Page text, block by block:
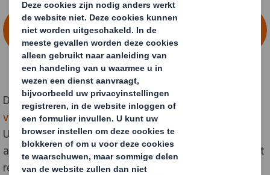
NEEM CONTACT OP VOOR MEER
INFORMATIE
DS Smith, marktleider op het gebied van
verpakkingen, lanceert zijn Circular Design Principles.
Uit nieuw onderzoek blijkt dat er dringend behoefte is
aan een consistent ontwerp om de verwarring rond het
recyclen van verpakkingen te helpen doorbreken.